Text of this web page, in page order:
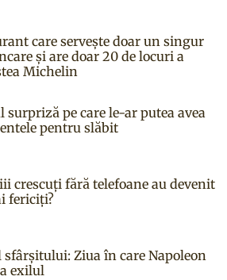
care servește doar un singur
și are doar 20 de locuri a
Michelin
surpriză pe care le-ar putea avea
pentru slăbit
crescuți fără telefoane au devenit
fericiți?
Ziua în care Napoleon
exilul